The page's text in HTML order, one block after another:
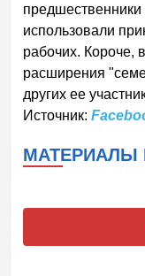
использовали
рабочих. Короче,
расширения
других ее
Источник:
МАТЕРИАЛЫ